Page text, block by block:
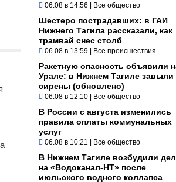
06.08 в 14:56 | Все общество
Шестеро пострадавших: в ГАИ
Нижнего Тагила рассказали, как
трамвай снес столб
06.08 в 13:59 | Все происшествия
Ракетную опасность объявили
Урале: в Нижнем Тагиле завыли
сирены (обновлено)
06.08 в 12:10 | Все общество
В России с августа изменились
правила оплаты коммунальных
услуг
06.08 в 10:21 | Все общество
В Нижнем Тагиле возбудили
на «Водоканал-НТ» после
июльского водного коллапса